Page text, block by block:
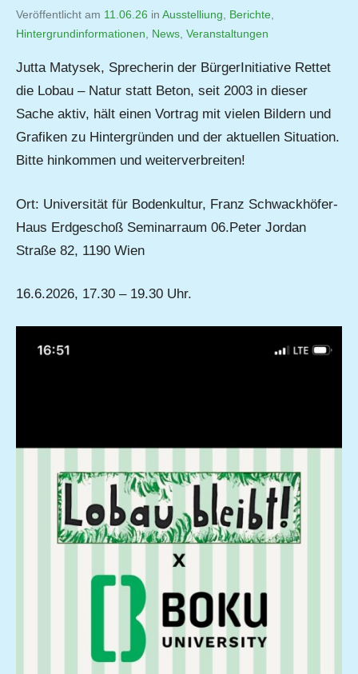
Veröffentlicht am 11.06.26 von
Jutta
in Ausstelliung, Berichte,
Hintergrundinformationen, News, Veranstaltungen
Jutta Matysek, Sprecherin der BürgerInitiative Rettet
die Lobau – Natur statt Beton, seit 2003 in dieser
Sache aktiv, hält einen Vortrag mit vielen Bildern und
Grafiken zu Hintergründen und der aktuellen Situation.
Bitte hinkommen und weiterverbreiten!
Ort: Universität für Bodenkultur, Franz Schwackhöfer-
Haus Erdgeschoß Seminarraum 06.Peter Jordan
Straße 82, 1190 Wien
16.6.2026, 17.30 – 19.30 Uhr.